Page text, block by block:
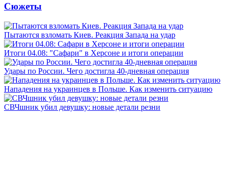
Сюжеты
Пытаются взломать Киев. Реакция Запада на удар
Итоги 04.08: "Сафари" в Херсоне и итоги операции
Удары по России. Чего достигла 40-дневная операция
Нападения на украинцев в Польше. Как изменить ситуацию
СВЧшник убил девушку: новые детали резни